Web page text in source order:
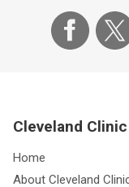
Cleveland Clinic
Home
About Cleveland